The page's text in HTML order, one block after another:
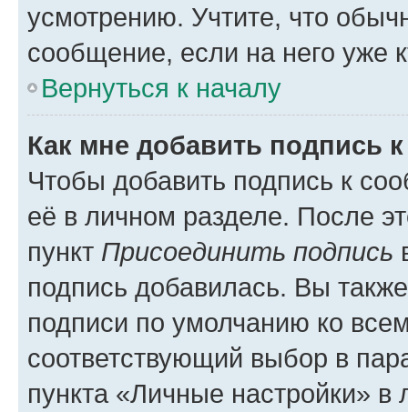
усмотрению. Учтите, что
сообщение, если на него уже
Вернуться к началу
Как мне добавить подпись
Чтобы добавить подпись к
её в личном разделе. После
пункт Присоединить подпись
подпись добавилась. Вы
подписи по умолчанию ко
соответствующий выбор в
пункта «Личные настройки»